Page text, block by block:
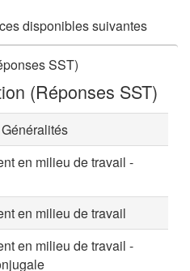
disponibles suivantes
SST)
(Réponses SST)
en milieu de travail -
en milieu de travail
en milieu de travail -